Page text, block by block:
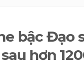
bậc Đạo
hơn